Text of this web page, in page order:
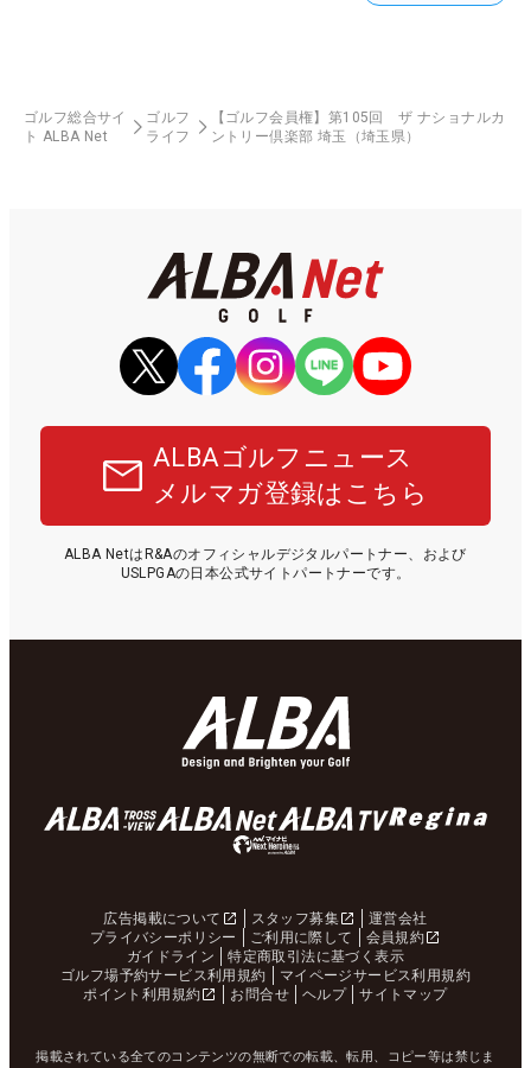
ゴルフ総合サイ
ト ALBA Net
ゴルフ
ライフ
【ゴルフ会員権】第105回 ザ ナショナルカ
ントリー倶楽部 埼玉（埼玉県）
ALBAゴルフニュース
メルマガ登録はこちら
ALBA NetはR&Aのオフィシャルデジタルパートナー、および
USLPGAの日本公式サイトパートナーです。
広告掲載について スタッフ募集
運営会社
プライバシーポリシー
ご利用に際して
会員規約
ガイドライン
特定商取引法に基づく表示
ゴルフ場予約サービス利用規約
マイページサービス利用規約
ポイント利用規約
お問合せ ヘルプ サイトマップ
掲載されている全てのコンテンツの無断での転載、転用、コピー等は禁じま